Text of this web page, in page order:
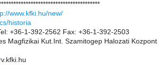
www.kfki.hu/new/
historia
+36-1-392-2562 Fax: +36-1-392-2503
Magfizikai Kut.Int. Szamitogep Halozati Kozpont